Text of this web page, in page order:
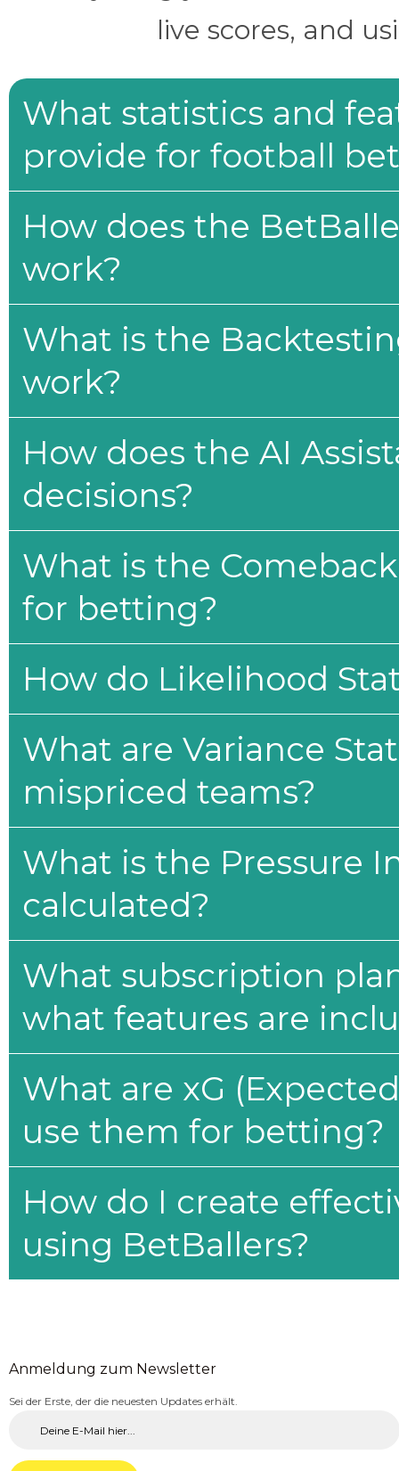
live scores, and
What statistics and
provide for football
How does the
work?
What is the
work?
How does the AI
decisions?
What is the
for betting?
How do Likelihood
What are Variance
mispriced teams?
What is the Pressure
calculated?
What subscription
what features are
What are xG
use them for betting?
How do I create
using BetBallers?
Anmeldung zum Newsletter
Sei der Erste, der die neuesten Updates erhält.